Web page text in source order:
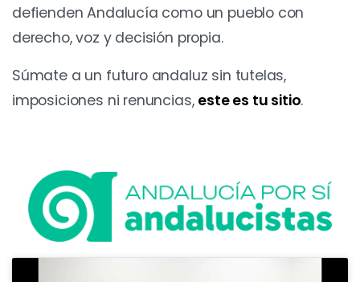
defienden Andalucía como un pueblo con
derecho, voz y decisión propia.
Súmate a un futuro andaluz sin tutelas,
imposiciones ni renuncias, este es tu sitio.